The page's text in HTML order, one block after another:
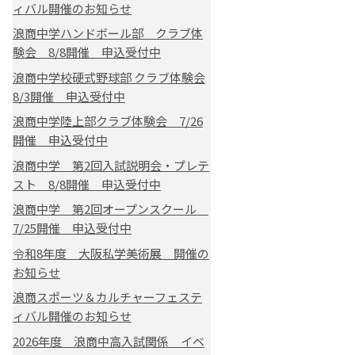
ィバル開催のお知らせ
浪商中学ハンドボール部 クラブ体
験会 8/8開催 申込受付中
浪商中学校硬式野球部 クラブ体験会
8/3開催 申込受付中
浪商中学陸上部クラブ体験会 7/26
開催 申込受付中
浪商中学 第2回入試説明会・プレテ
スト 8/8開催 申込受付中
浪商中学 第2回オープンスクール
7/25開催 申込受付中
令和8年度 大阪私学美術展 開催の
お知らせ
浪商スポーツ＆カルチャーフェステ
ィバル開催のお知らせ
2026年度 浪商中高入試関係 イベ